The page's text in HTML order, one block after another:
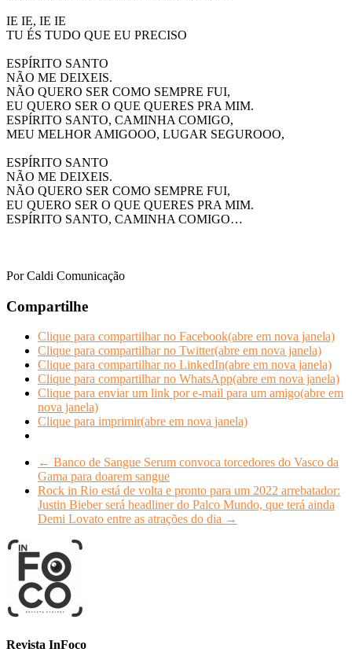
IE IE, IE IE
TU ÉS TUDO QUE EU PRECISO
ESPÍRITO SANTO
NÃO ME DEIXEIS.
NÃO QUERO SER COMO SEMPRE FUI,
EU QUERO SER O QUE QUERES PRA MIM.
ESPÍRITO SANTO, CAMINHA COMIGO,
MEU MELHOR AMIGOOO, LUGAR SEGUROOO,
ESPÍRITO SANTO
NÃO ME DEIXEIS.
NÃO QUERO SER COMO SEMPRE FUI,
EU QUERO SER O QUE QUERES PRA MIM.
ESPÍRITO SANTO, CAMINHA COMIGO…
Por Caldi Comunicação
Compartilhe
Clique para compartilhar no Facebook(abre em nova janela)
Clique para compartilhar no Twitter(abre em nova janela)
Clique para compartilhar no LinkedIn(abre em nova janela)
Clique para compartilhar no WhatsApp(abre em nova janela)
Clique para enviar um link por e-mail para um amigo(abre em
nova janela)
Clique para imprimir(abre em nova janela)
← Banco de Sangue Serum convoca torcedores do Vasco da
Gama para doarem sangue
Rock in Rio está de volta e pronto para um 2022 arrebatador:
Justin Bieber será headliner do Palco Mundo, que terá ainda
Demi Lovato entre as atrações do dia →
Revista InFoco